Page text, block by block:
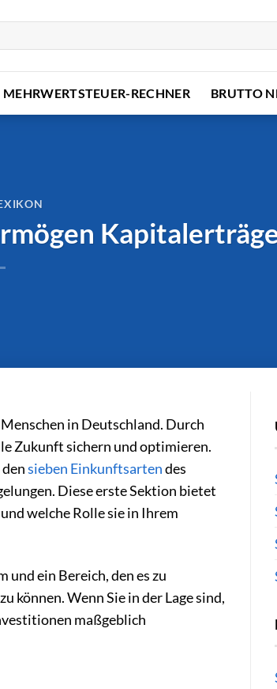
MEHRWERTSTEUER-RECHNER BRUTTO
in Deutschland. Durch
Zukunft sichern und optimieren.
sieben Einkunftsartendes
Diese erste Sektion bietet
welche Rolle sie in Ihrem
ein Bereich, den es zu
können. Wenn Sie in der Lage sind,
maßgeblich